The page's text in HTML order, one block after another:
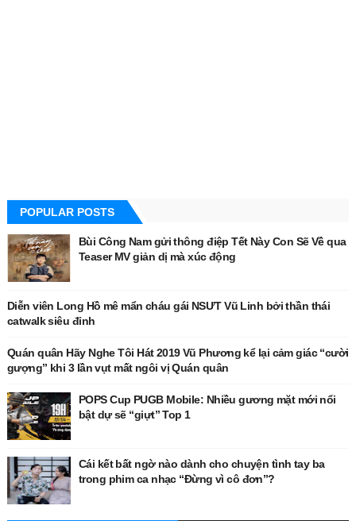
POPULAR POSTS
Bùi Công Nam gửi thông điệp Tết Này Con Sẽ Về qua
Teaser MV giản dị mà xúc động
Diễn viên Long Hồ mê mẩn cháu gái NSƯT Vũ Linh bởi thần thái
catwalk siêu đỉnh
Quán quân Hãy Nghe Tôi Hát 2019 Vũ Phương kể lại cảm giác “cười
gượng” khi 3 lần vụt mất ngôi vị Quán quân
POPS Cup PUGB Mobile: Nhiều gương mặt mới nổi
bật dự sẽ “giựt” Top 1
Cái kết bất ngờ nào dành cho chuyện tình tay ba
trong phim ca nhạc “Đừng vì cô đơn”?